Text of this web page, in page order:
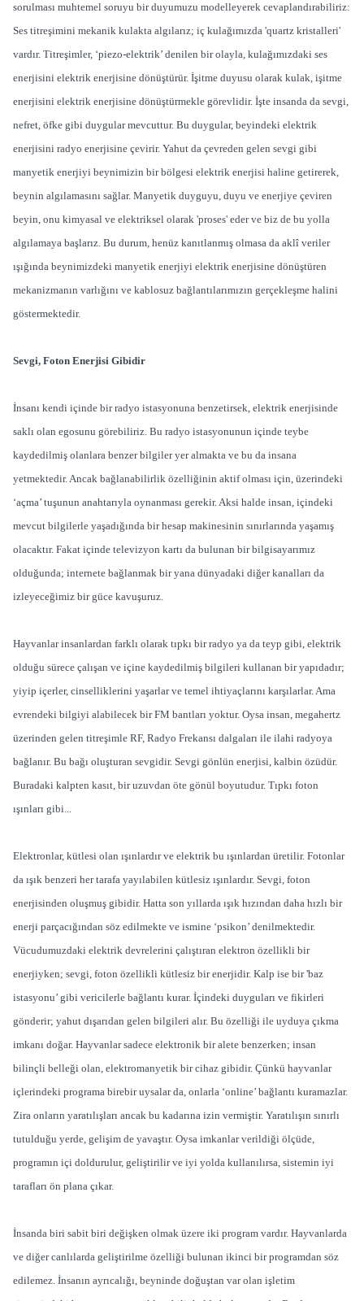
sorulması muhtemel soruyu bir duyumuzu modelleyerek cevaplandırabiliriz:
Ses titreşimini mekanik kulakta algılarız; iç kulağımızda 'quartz kristalleri'
vardır. Titreşimler, ‘piezo-elektrik’ denilen bir olayla, kulağımızdaki ses
enerjisini elektrik enerjisine dönüştürür. İşitme duyusu olarak kulak, işitme
enerjisini elektrik enerjisine dönüştürmekle görevlidir. İşte insanda da sevgi,
nefret, öfke gibi duygular mevcuttur. Bu duygular, beyindeki elektrik
enerjisini radyo enerjisine çevirir. Yahut da çevreden gelen sevgi gibi
manyetik enerjiyi beynimizin bir bölgesi elektrik enerjisi haline getirerek,
beynin algılamasını sağlar. Manyetik duyguyu, duyu ve enerjiye çeviren
beyin, onu kimyasal ve elektriksel olarak 'proses' eder ve biz de bu yolla
algılamaya başlarız. Bu durum, henüz kanıtlanmış olmasa da aklî veriler
ışığında beynimizdeki manyetik enerjiyi elektrik enerjisine dönüştüren
mekanizmanın varlığını ve kablosuz bağlantılarımızın gerçekleşme halini
göstermektedir.
Sevgi, Foton Enerjisi Gibidir
İnsanı kendi içinde bir radyo istasyonuna benzetirsek, elektrik enerjisinde
saklı olan egosunu görebiliriz. Bu radyo istasyonunun içinde teybe
kaydedilmiş olanlara benzer bilgiler yer almakta ve bu da insana
yetmektedir. Ancak bağlanabilirlik özelliğinin aktif olması için, üzerindeki
‘açma’ tuşunun anahtarıyla oynanması gerekir. Aksi halde insan, içindeki
mevcut bilgilerle yaşadığında bir hesap makinesinin sınırlarında yaşamış
olacaktır. Fakat içinde televizyon kartı da bulunan bir bilgisayarımız
olduğunda; internete bağlanmak bir yana dünyadaki diğer kanalları da
izleyeceğimiz bir güce kavuşuruz.
Hayvanlar insanlardan farklı olarak tıpkı bir radyo ya da teyp gibi, elektrik
olduğu sürece çalışan ve içine kaydedilmiş bilgileri kullanan bir yapıdadır;
yiyip içerler, cinselliklerini yaşarlar ve temel ihtiyaçlarını karşılarlar. Ama
evrendeki bilgiyi alabilecek bir FM bantları yoktur. Oysa insan, megahertz
üzerinden gelen titreşimle RF, Radyo Frekansı dalgaları ile ilahi radyoya
bağlanır. Bu bağı oluşturan sevgidir. Sevgi gönlün enerjisi, kalbin özüdür.
Buradaki kalpten kasıt, bir uzuvdan öte gönül boyutudur. Tıpkı foton
ışınları gibi...
Elektronlar, kütlesi olan ışınlardır ve elektrik bu ışınlardan üretilir. Fotonlar
da ışık benzeri her tarafa yayılabilen kütlesiz ışınlardır. Sevgi, foton
enerjisinden oluşmuş gibidir. Hatta son yıllarda ışık hızından daha hızlı bir
enerji parçacığından söz edilmekte ve ismine ‘psikon’ denilmektedir.
Vücudumuzdaki elektrik devrelerini çalıştıran elektron özellikli bir
enerjiyken; sevgi, foton özellikli kütlesiz bir enerjidir. Kalp ise bir 'baz
istasyonu’ gibi vericilerle bağlantı kurar. İçindeki duyguları ve fikirleri
gönderir; yahut dışarıdan gelen bilgileri alır. Bu özelliği ile uyduya çıkma
imkanı doğar. Hayvanlar sadece elektronik bir alete benzerken; insan
bilinçli belleği olan, elektromanyetik bir cihaz gibidir. Çünkü hayvanlar
içlerindeki programa birebir uysalar da, onlarla ‘online’ bağlantı kuramazlar.
Zira onların yaratılışları ancak bu kadarına izin vermiştir. Yaratılışın sınırlı
tutulduğu yerde, gelişim de yavaştır. Oysa imkanlar verildiği ölçüde,
programın içi doldurulur, geliştirilir ve iyi yolda kullanılırsa, sistemin iyi
tarafları ön plana çıkar.
İnsanda biri sabit biri değişken olmak üzere iki program vardır. Hayvanlarda
ve diğer canlılarda geliştirilme özelliği bulunan ikinci bir programdan söz
edilemez. İnsanın ayrıcalığı, beyninde doğuştan var olan işletim